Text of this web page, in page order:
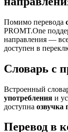
Помимо перевода
PROMT.One
направления —
доступен в
Словарь с
Встроенный
употребления и
доступна озвучка
Перевод в